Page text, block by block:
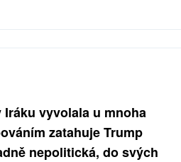
vyvolala u mnoha
zatahuje Trump
nepolitická, do svých